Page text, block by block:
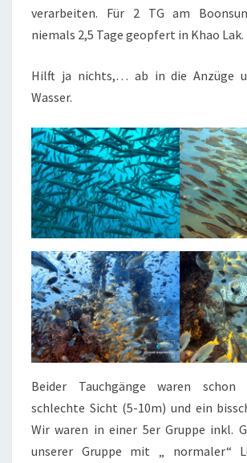
verarbeiten. Für 2 TG am
niemals 2,5 Tage geopfert in Khao Lak.
Hilft ja nichts,… ab in die Anzüge
Wasser.
Beider Tauchgänge waren schon
schlechte Sicht (5-10m) und ein
Wir waren in einer 5er Gruppe inkl.
unserer Gruppe mit „ normaler“